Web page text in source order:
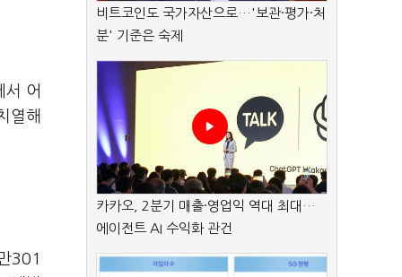
어
열해
301
비트코인도 국가자산으로…'보관·평가·처
분' 기준은 숙제
카카오, 2분기 매출·영업익 역대 최대…
에이전트 AI 수익화 관건